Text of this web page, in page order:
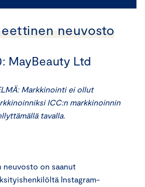
neuvosto
MayBeauty Ltd
Markkinointi ei ollut
ICC:n markkinoinnin
tavalla.
neuvosto on saanut
Instagram-